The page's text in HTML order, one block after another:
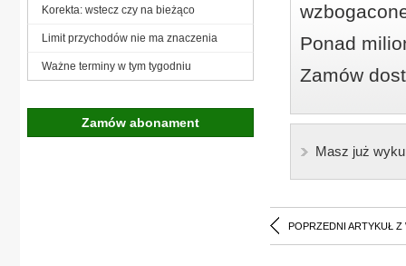
Ponad
Zamów
Masz już
POPRZEDNI ARTYKUŁ Z
Korekta: wstecz czy na bieżąco
Limit przychodów nie ma znaczenia
Ważne terminy w tym tygodniu
Zamów abonament